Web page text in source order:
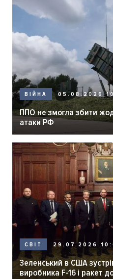
ВІЙНА 05.08.2026
ППО не змогла збити
атаки РФ
СВІТ 29.07.2026
Зеленський в США
виробника F-16 і ракет